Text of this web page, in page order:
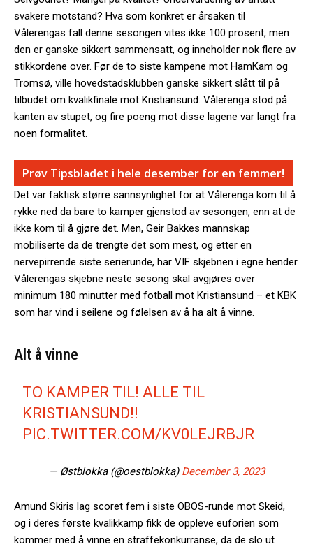
svakere motstand? Hva som konkret er årsaken til
Vålerengas fall denne sesongen vites ikke 100 prosent, men
den er ganske sikkert sammensatt, og inneholder nok flere av
stikkordene over. Før de to siste kampene mot HamKam og
Tromsø, ville hovedstadsklubben ganske sikkert slått til på
tilbudet om kvalikfinale mot Kristiansund. Vålerenga stod på
kanten av stupet, og fire poeng mot disse lagene var langt fra
noen formalitet.
Prøv Tipsbladet i hele desember for en femmer!
Det var faktisk større sannsynlighet for at Vålerenga kom til å
rykke ned da bare to kamper gjenstod av sesongen, enn at de
ikke kom til å gjøre det. Men, Geir Bakkes mannskap
mobiliserte da de trengte det som mest, og etter en
nervepirrende siste serierunde, har VIF skjebnen i egne hender.
Vålerengas skjebne neste sesong skal avgjøres over
minimum 180 minutter med fotball mot Kristiansund – et KBK
som har vind i seilene og følelsen av å ha alt å vinne.
Alt å vinne
TO KAMPER TIL! ALLE TIL
KRISTIANSUND!!
PIC.TWITTER.COM/KV0LEJRBJR
— Østblokka (@oestblokka) December 3, 2023
Amund Skiris lag scoret fem i siste OBOS-runde mot Skeid,
og i deres første kvalikkamp fikk de oppleve euforien som
kommer med å vinne en straffekonkurranse, da de slo ut